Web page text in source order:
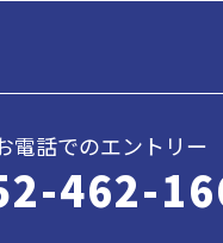
電話でのエントリー
462-